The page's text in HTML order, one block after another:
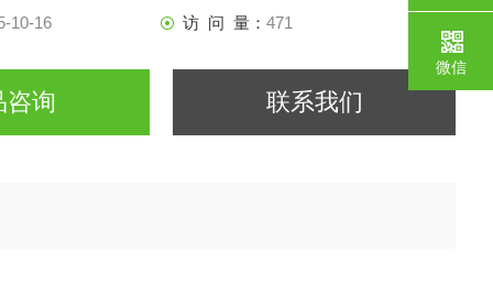
10-16 访 问 量：471
咨询 联系我们
微信